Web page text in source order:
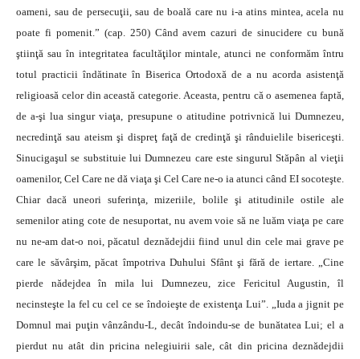
oameni, sau de persecuţii, sau de boală care nu i-a atins mintea, acela nu
poate fi pomenit.” (cap. 250) Când avem cazuri de sinucidere cu bună
ştiinţă sau în integritatea facultăţilor mintale, atunci ne conformăm întru
totul practicii îndătinate în Biserica Ortodoxă de a nu acorda asistenţă
religioasă celor din această categorie. Aceasta, pentru că o asemenea faptă,
de a-şi lua singur viaţa, presupune o atitudine potrivnică lui Dumnezeu,
necredinţă sau ateism şi dispreţ faţă de credinţă şi rânduielile bisericeşti.
Sinucigaşul se substituie lui Dumnezeu care este singurul Stăpân al vieţii
oamenilor, Cel Care ne dă viaţa şi Cel Care ne-o ia atunci când EI socoteşte.
Chiar dacă uneori suferinţa, mizeriile, bolile şi atitudinile ostile ale
semenilor ating cote de nesuportat, nu avem voie să ne luăm viaţa pe care
nu ne-am dat-o noi, păcatul deznădejdii fiind unul din cele mai grave pe
care le săvârşim, păcat împotriva Duhului Sfânt şi fără de iertare. „Cine
pierde nădejdea în mila lui Dumnezeu, zice Fericitul Augustin, îl
necinsteşte la fel cu cel ce se îndoieşte de existenţa Lui”. „Iuda a jignit pe
Domnul mai puţin vânzându-L, decât îndoindu-se de bunătatea Lui; el a
pierdut nu atât din pricina nelegiuirii sale, cât din pricina deznădejdii